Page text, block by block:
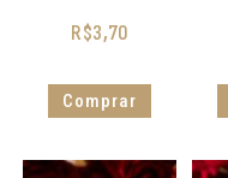
R$3,70
Comprar